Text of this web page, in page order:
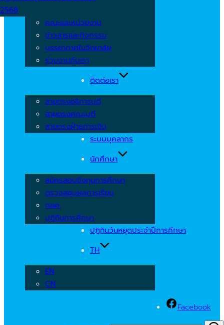
2568
คณะและหน่วยงาน
ข่าวสารและกิจกรรม
บรรยากาศในวิทยาลัย
ร่วมงานกับเรา
ติดต่อเรา
สายตรงอธิการบดี
สายตรงคณะบดี
สายตรงฝ่ายการเงิน
ระบบบุคลากร
นักศึกษา
สมัครสอบชิงทุนการศึกษา
ตรวจสอบผลการเรียน
กยศ.
ปฏิทินการศึกษา
ปฏิทินวันหยุดประจำปีการศึกษา
TH
EN
CN
Facebook